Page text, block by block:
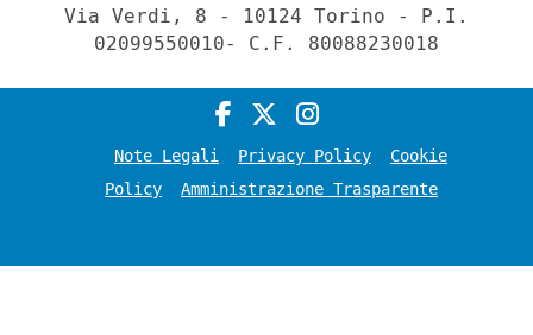
Via Verdi, 8 - 10124 Torino - P.I.
02099550010- C.F. 80088230018
Note Legali Privacy Policy
Cookie
Policy
Amministrazione Trasparente